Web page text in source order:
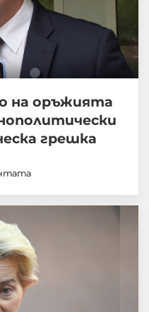
на оръжията
грешка